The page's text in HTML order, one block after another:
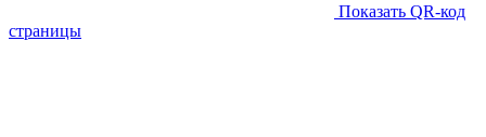
Показать QR-код
страницы